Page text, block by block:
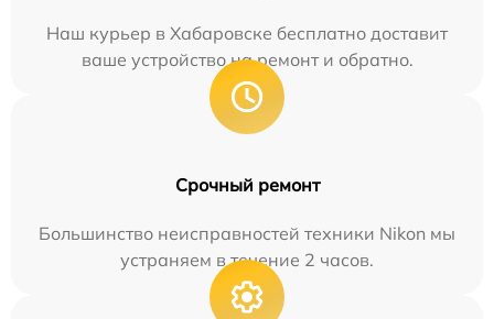
Наш курьер в Хабаровске бесплатно доставит
ваше устройство на ремонт и обратно.
Срочный ремонт
Большинство неисправностей техники Nikon мы
устраняем в течение 2 часов.